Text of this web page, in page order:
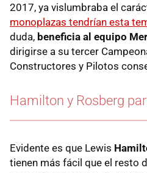
2017, ya vislumbraba el
monoplazas tendrían esta
duda, beneficia al equipo
dirigirse a su tercer
Constructores y Pilotos
Hamilton y Rosberg
Evidente es que Lewis
tienen más fácil que el resto